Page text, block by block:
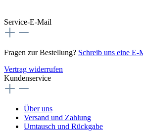
Service-E-Mail
Fragen zur Bestellung? Schreib uns eine E-
Vertrag widerrufen
Kundenservice
Über uns
Versand und Zahlung
Umtausch und Rückgabe